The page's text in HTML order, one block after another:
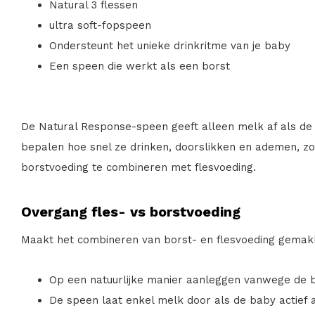
Natural 3 flessen
ultra soft-fopspeen
Ondersteunt het unieke drinkritme van je baby
Een speen die werkt als een borst
De Natural Response-speen geeft alleen melk af als
bepalen hoe snel ze drinken, doorslikken en ademen,
borstvoeding te combineren met flesvoeding.
Overgang fles- vs borstvoeding
Maakt het combineren van borst- en flesvoeding
Op een natuurlijke manier aanleggen vanwege de
De speen laat enkel melk door als de baby actief